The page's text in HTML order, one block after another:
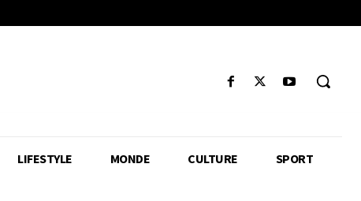
LIFESTYLE MONDE CULTURE SPORT